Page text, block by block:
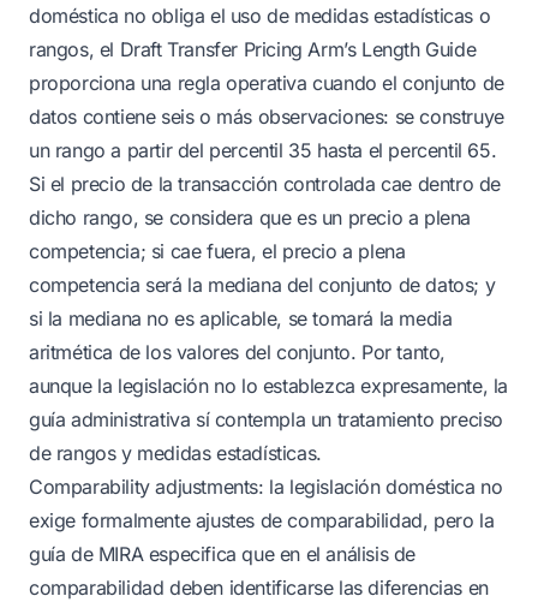
doméstica no obliga el uso de medidas estadísticas o
rangos, el Draft Transfer Pricing Arm’s Length Guide
proporciona una regla operativa cuando el conjunto de
datos contiene seis o más observaciones: se construye
un rango a partir del percentil 35 hasta el percentil 65.
Si el precio de la transacción controlada cae dentro de
dicho rango, se considera que es un precio a plena
competencia; si cae fuera, el precio a plena
competencia será la mediana del conjunto de datos; y
si la mediana no es aplicable, se tomará la media
aritmética de los valores del conjunto. Por tanto,
aunque la legislación no lo establezca expresamente, la
guía administrativa sí contempla un tratamiento preciso
de rangos y medidas estadísticas.
Comparability adjustments: la legislación doméstica no
exige formalmente ajustes de comparabilidad, pero la
guía de MIRA especifica que en el análisis de
comparabilidad deben identificarse las diferencias en